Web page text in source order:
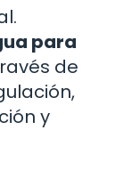
para
de
y